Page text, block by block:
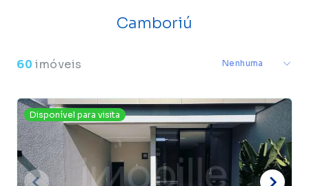
Camboriú
60 imóveis
Disponível para visita